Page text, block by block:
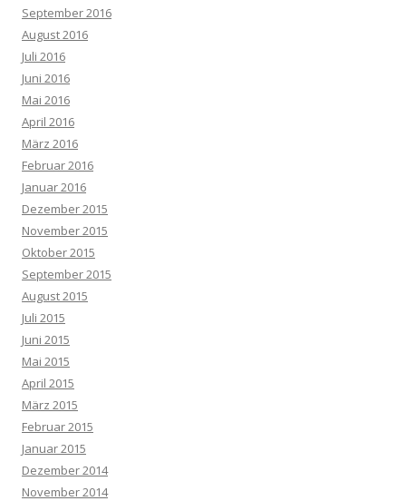
September 2016
August 2016
Juli 2016
Juni 2016
Mai 2016
April 2016
März 2016
Februar 2016
Januar 2016
Dezember 2015
November 2015
Oktober 2015
September 2015
August 2015
Juli 2015
Juni 2015
Mai 2015
April 2015
März 2015
Februar 2015
Januar 2015
Dezember 2014
November 2014